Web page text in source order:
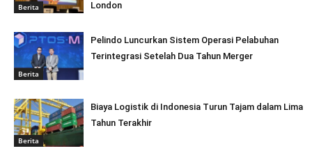
Berita
London
Berita
Pelindo Luncurkan Sistem Operasi Pelabuhan
Terintegrasi Setelah Dua Tahun Merger
Berita
Biaya Logistik di Indonesia Turun Tajam dalam Lima
Tahun Terakhir